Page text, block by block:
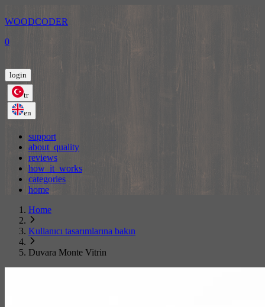
WOODCODER
0
login
tr
en
support
about_quality
reviews
how_it_works
categories
home
Home
Kullanıcı tasarımlarına bakın
Duvara Monte Vitrin